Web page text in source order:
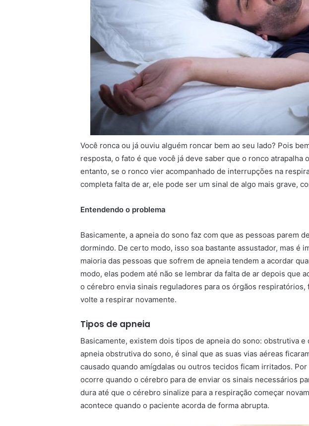
Você ronca ou já ouviu alguém roncar bem ao seu lado? Pois
resposta, o fato é que você já deve saber que o ronco atrapalha
entanto, se o ronco vier acompanhado de interrupções na
completa falta de ar, ele pode ser um sinal de algo mais grave,
Entendendo o problema
Basicamente, a apneia do sono faz com que as pessoas parem
dormindo. De certo modo, isso soa bastante assustador, mas é
maioria das pessoas que sofrem de apneia tendem a acordar
modo, elas podem até não se lembrar da falta de ar depois que
o cérebro envia sinais reguladores para os órgãos respiratórios,
volte a respirar novamente.
Tipos de apneia
Basicamente, existem dois tipos de apneia do sono: obstrutiva e
apneia obstrutiva do sono, é sinal que as suas vias aéreas
causado quando amígdalas ou outros tecidos ficam irritados.
ocorre quando o cérebro para de enviar os sinais necessários
dura até que o cérebro sinalize para a respiração começar
acontece quando o paciente acorda de forma abrupta.